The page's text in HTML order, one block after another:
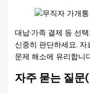
대납·가족 결제 등 선
신중히 판단하세요.
문제 해소에 유리합니
자주 묻는 질문